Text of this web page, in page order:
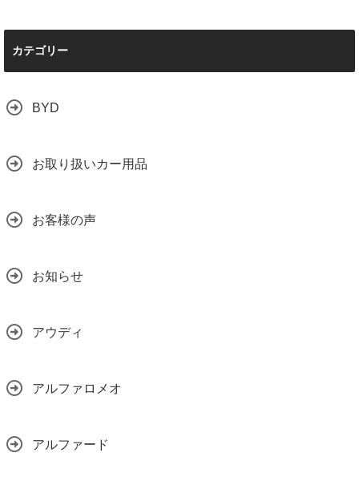
カテゴリー
BYD
お取り扱いカー用品
お客様の声
お知らせ
アウディ
アルファロメオ
アルファード